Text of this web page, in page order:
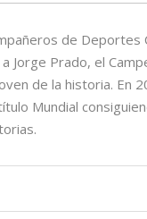
de Deportes
Jorge Prado, el
de la historia. En
Mundial